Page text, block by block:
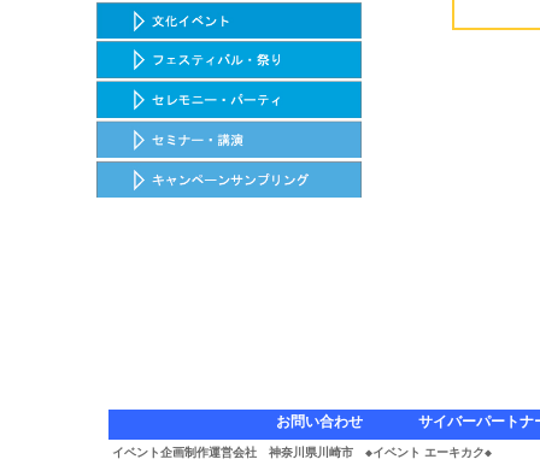
お問い合わせ サイバーパートナ
イベント企画制作運営会社 神奈川県川崎市 ◆イベント エーキカク◆